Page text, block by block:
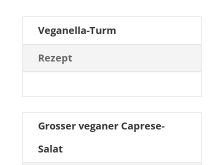
Veganella-Turm
Rezept
Grosser veganer Caprese-
Salat